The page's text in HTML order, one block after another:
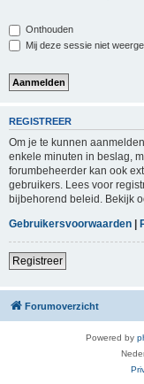
Onthouden
Mij deze sessie niet
REGISTREER
Om je te kunnen
enkele minuten in beslag,
forumbeheerder kan ook
gebruikers. Lees voor
bijbehorend beleid. Bekijk
Gebruikersvoorwaarden |
Registreer
Forumoverzicht
Powered by